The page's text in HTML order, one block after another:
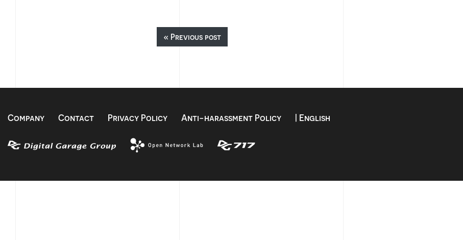
« Previous post
Company Contact Privacy Policy Anti-harassment Policy | English